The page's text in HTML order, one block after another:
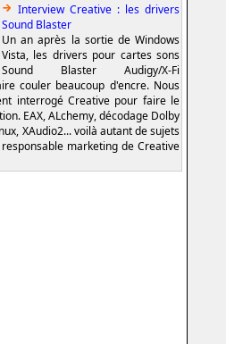
Interview Creative : les drivers
Sound Blaster
Un an après la sortie de Windows
Vista, les drivers pour cartes sons
Sound Blaster Audigy/X-Fi
couler beaucoup d'encre. Nous
interrogé Creative pour faire le
EAX, ALchemy, décodage Dolby
XAudio2... voilà autant de sujets
marketing de Creative